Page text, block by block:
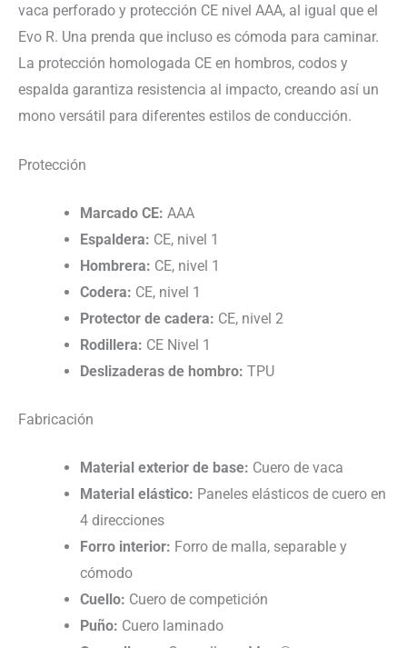
vaca perforado y protección CE nivel AAA, al igual que el
Evo R. Una prenda que incluso es cómoda para caminar.
La protección homologada CE en hombros, codos y
espalda garantiza resistencia al impacto, creando así un
mono versátil para diferentes estilos de conducción.
Protección
Marcado CE: AAA
Espaldera: CE, nivel 1
Hombrera: CE, nivel 1
Codera: CE, nivel 1
Protector de cadera: CE, nivel 2
Rodillera: CE Nivel 1
Deslizaderas de hombro: TPU
Fabricación
Material exterior de base: Cuero de vaca
Material elástico: Paneles elásticos de cuero en
4 direcciones
Forro interior: Forro de malla, separable y
cómodo
Cuello: Cuero de competición
Puño: Cuero laminado